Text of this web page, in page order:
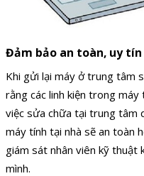
Đảm bảo an toàn, uy tín
Khi gửi lại máy ở trung tâm
rằng các linh kiện trong
việc sửa chữa tại trung tâm
máy tính tại nhà sẽ an toàn
giám sát nhân viên kỹ thuật
mình.